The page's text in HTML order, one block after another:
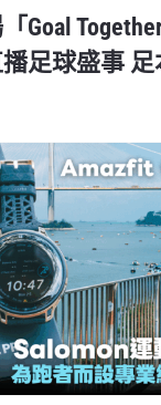
Goal
足球盛事 足